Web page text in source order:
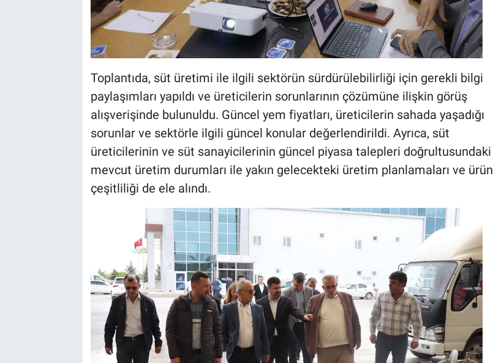
Toplantıda, süt üretimi ile ilgili sektörün sürdürülebilirliği için gerekli bilgi
paylaşımları yapıldı ve üreticilerin sorunlarının çözümüne ilişkin görüş
alışverişinde bulunuldu. Güncel yem fiyatları, üreticilerin sahada yaşadığı
sorunlar ve sektörle ilgili güncel konular değerlendirildi. Ayrıca, süt
üreticilerinin ve süt sanayicilerinin güncel piyasa talepleri doğrultusundaki
mevcut üretim durumları ile yakın gelecekteki üretim planlamaları ve ürün
çeşitliliği de ele alındı.